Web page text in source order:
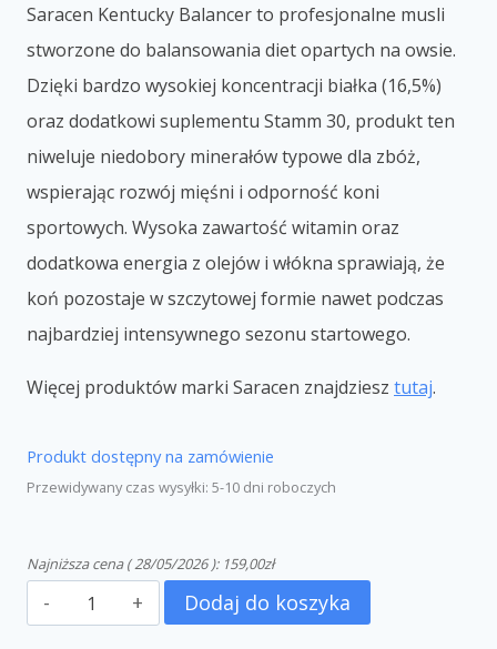
Saracen Kentucky Balancer to profesjonalne musli
stworzone do balansowania diet opartych na owsie.
Dzięki bardzo wysokiej koncentracji białka (16,5%)
oraz dodatkowi suplementu Stamm 30, produkt ten
niweluje niedobory minerałów typowe dla zbóż,
wspierając rozwój mięśni i odporność koni
sportowych. Wysoka zawartość witamin oraz
dodatkowa energia z olejów i włókna sprawiają, że
koń pozostaje w szczytowej formie nawet podczas
najbardziej intensywnego sezonu startowego.
Więcej produktów marki Saracen znajdziesz tutaj.
Produkt dostępny na zamówienie
Przewidywany czas wysyłki: 5-10 dni roboczych
Najniższa cena (28/05/2026): 159,00zł
Dodaj do koszyka